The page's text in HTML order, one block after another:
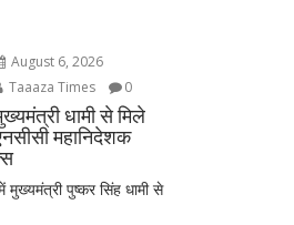
August 6, 2026
Taaaza Times
0
धामी से मिले
महानिदेशक
मुख्यमंत्री पुष्कर सिंह धामी से